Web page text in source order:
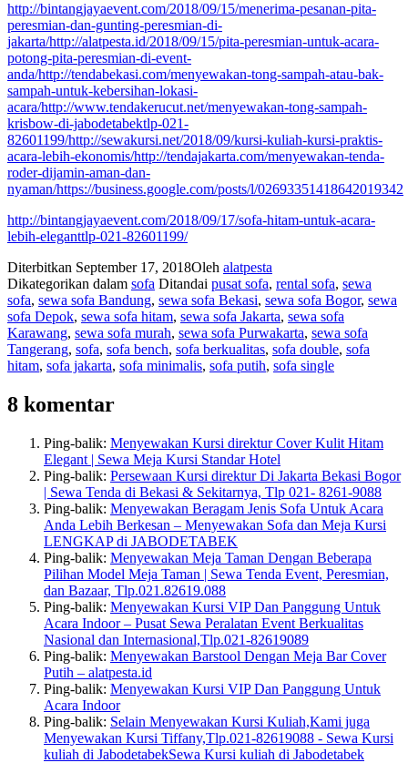
http://bintangjayaevent.com/2018/09/15/menerima-pesanan-pita-
peresmian-dan-gunting-peresmian-di-
jakarta/http://alatpesta.id/2018/09/15/pita-peresmian-untuk-acara-
potong-pita-peresmian-di-event-
anda/http://tendabekasi.com/menyewakan-tong-sampah-atau-bak-
sampah-untuk-kebersihan-lokasi-
acara/http://www.tendakerucut.net/menyewakan-tong-sampah-
krisbow-di-jabodetabektlp-021-
82601199/http://sewakursi.net/2018/09/kursi-kuliah-kursi-praktis-
acara-lebih-ekonomis/http://tendajakarta.com/menyewakan-tenda-
roder-dijamin-aman-dan-
nyaman/https://business.google.com/posts/l/02693351418642019342
http://bintangjayaevent.com/2018/09/17/sofa-hitam-untuk-acara-
lebih-eleganttlp-021-82601199/
Diterbitkan September 17, 2018Oleh alatpesta
Dikategorikan dalam sofa Ditandai pusat sofa, rental sofa, sewa
sofa, sewa sofa Bandung, sewa sofa Bekasi, sewa sofa Bogor, sewa
sofa Depok, sewa sofa hitam, sewa sofa Jakarta, sewa sofa
Karawang, sewa sofa murah, sewa sofa Purwakarta, sewa sofa
Tangerang, sofa, sofa bench, sofa berkualitas, sofa double, sofa
hitam, sofa jakarta, sofa minimalis, sofa putih, sofa single
8 komentar
Ping-balik: Menyewakan Kursi direktur Cover Kulit Hitam
Elegant | Sewa Meja Kursi Standar Hotel
Ping-balik: Persewaan Kursi direktur Di Jakarta Bekasi Bogor
| Sewa Tenda di Bekasi & Sekitarnya, Tlp 021- 8261-9088
Ping-balik: Menyewakan Beragam Jenis Sofa Untuk Acara
Anda Lebih Berkesan – Menyewakan Sofa dan Meja Kursi
LENGKAP di JABODETABEK
Ping-balik: Menyewakan Meja Taman Dengan Beberapa
Pilihan Model Meja Taman | Sewa Tenda Event, Peresmian,
dan Bazaar, Tlp.021.82619.088
Ping-balik: Menyewakan Kursi VIP Dan Panggung Untuk
Acara Indoor – Pusat Sewa Peralatan Event Berkualitas
Nasional dan Internasional,Tlp.021-82619089
Ping-balik: Menyewakan Barstool Dengan Meja Bar Cover
Putih – alatpesta.id
Ping-balik: Menyewakan Kursi VIP Dan Panggung Untuk
Acara Indoor
Ping-balik: Selain Menyewakan Kursi Kuliah,Kami juga
Menyewakan Kursi Tiffany,Tlp.021-82619088 - Sewa Kursi
kuliah di JabodetabekSewa Kursi kuliah di Jabodetabek